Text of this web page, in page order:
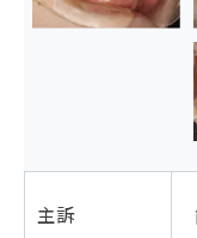
主訴